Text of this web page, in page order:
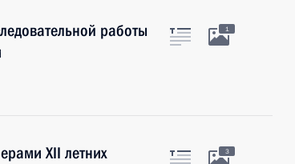
работы
1
XII летних
3